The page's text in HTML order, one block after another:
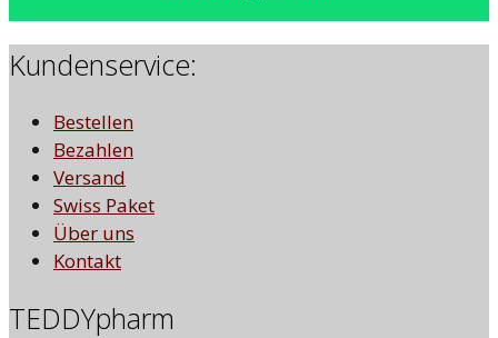
Kundenservice:
Bestellen
Bezahlen
Versand
Swiss Paket
Über uns
Kontakt
TEDDYpharm